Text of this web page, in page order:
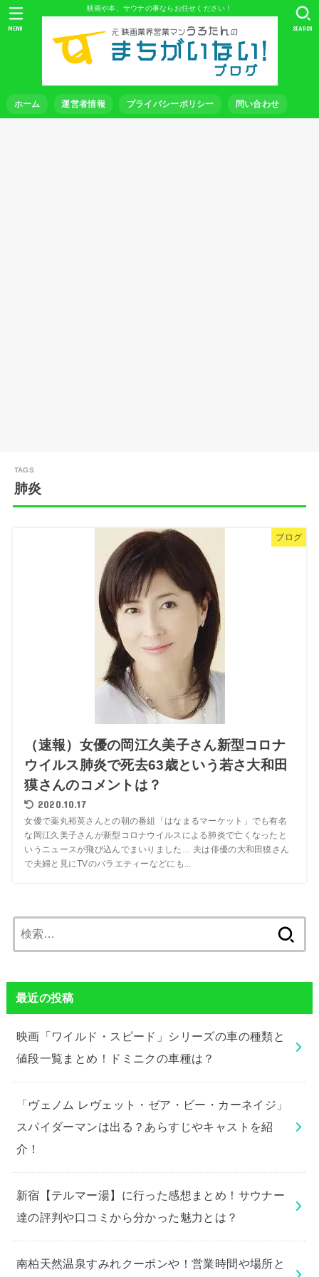
映画や本、サウナの事ならお任せください！
ホーム 運営者情報 プライバシーポリシー 問い合わせ
SEARCH
MENU
肺炎
ブログ
（速報）女優の岡江久美子さん新型コロナ
ウイルス肺炎で死去63歳という若さ大和田
獏さんのコメントは？
2020.10.17
女優で薬丸裕英さんとの朝の番組「はなまるマーケット」でも有名
な岡江久美子さんが新型コロナウイルスによる肺炎で亡くなったと
いうニュースが飛び込んでまいりました… 夫は俳優の大和田獏さん
で夫婦と見にTVのバラエティーなどにも...
索:
最近の投稿
映画「ワイルド・スピード」シリーズの車の種類と
値段一覧まとめ！ドミニクの車種は？
「ヴェノム レヴェット・ゼア・ビー・カーネイジ」
スパイダーマンは出る？あらすじやキャストを紹
介！
新宿【テルマー湯】に行った感想まとめ！サウナー
達の評判や口コミから分かった魅力とは？
南柏天然温泉すみれクーポンや！営業時間や場所と